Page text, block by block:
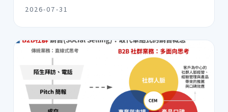
2026-07-31